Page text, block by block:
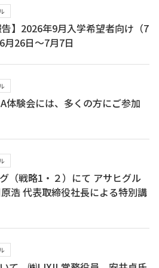
告】2026年9月入学希望者向け（7
26日～7月7日
体験会には、多くの方にご参加
（戦略1・２）にて アサヒグル
浩 代表取締役社長による特別講